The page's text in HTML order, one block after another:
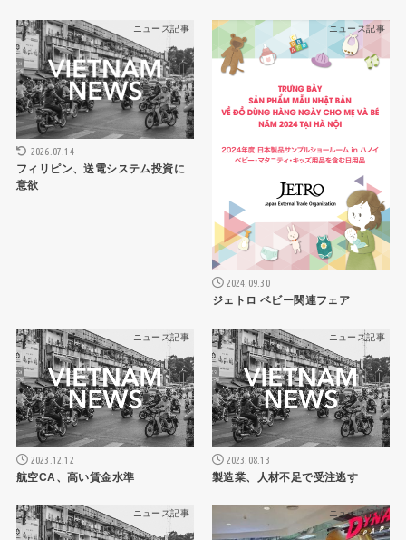
ニュース記事
2026.07.14
フィリピン、送電システム投資に
意欲
ニュース記事
2024.09.30
ジェトロ ベビー関連フェア
ニュース記事
2023.12.12
航空CA、高い賃金水準
ニュース記事
2023.08.13
製造業、人材不足で受注逃す
ニュース記事 ニュース記事